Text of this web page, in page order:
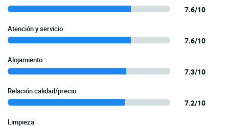
7.6/10
Atención y servicio
7.6/10
Alojamiento
7.3/10
Relación calidad/precio
7.2/10
Limpieza